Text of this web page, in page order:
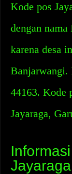
Kode pos
dengan
karena desa
Banjarwangi.
44163. Kode
Jayaraga,